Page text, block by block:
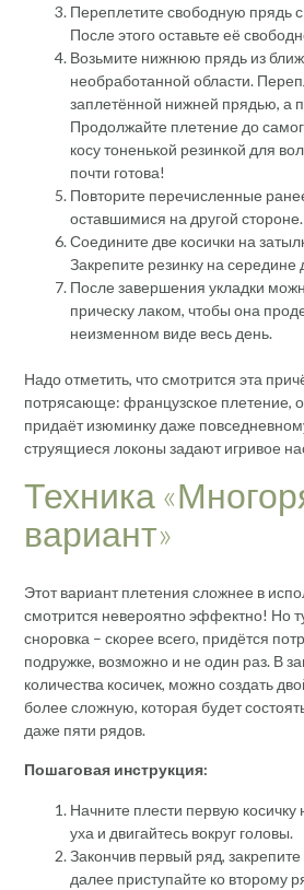
Переплетите свободную прядь
После этого оставьте её
Возьмите нижнюю прядь из
необработанной области.
заплетённой нижней прядью, а
Продолжайте плетение до
косу тоненькой резинкой для
почти готова!
Повторите перечисленные
оставшимися на другой стороне.
Соедините две косички на
Закрепите резинку на
После завершения укладки
прическу лаком, чтобы она
неизменном виде весь день.
Надо отметить, что смотрится эта
потрясающе: французское плетение,
придаёт изюминку даже
струящиеся локоны задают игривое
Техника
вариант»
Этот вариант плетения сложнее в
смотрится невероятно эффектно! Но
сноровка – скорее всего, придётся
подружке, возможно и не один раз. В
количества косичек, можно создать
более сложную, которая будет
даже пяти рядов.
Пошаговая инструкция:
Начните плести первую косичку
уха и двигайтесь вокруг головы.
Закончив первый ряд,
далее приступайте ко второму